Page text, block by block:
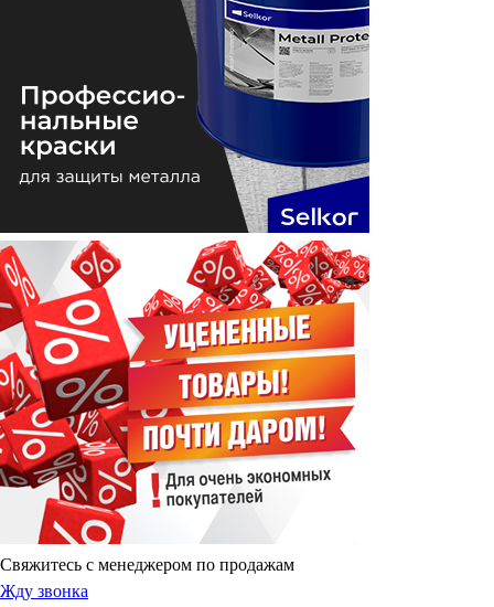
Свяжитесь с менеджером по продажам
Жду звонка